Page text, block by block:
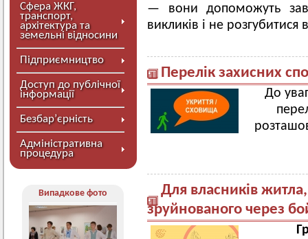
Сфера ЖКГ,
транспорт,
архітектура та
земельні відносини
Підприємництво
Доступ до публічної
інформації
Безбар’єрність
Адміністративна
процедура
Випадкове фото
— вони допоможуть
викликів і не
Перелік захисних
До
Для власників
зруйнованого через